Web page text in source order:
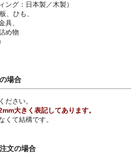
ング：日本製／木製）
、ひも、
具、
め物
場合
ださい。
大きく表記してあります。
くて結構です。
文の場合